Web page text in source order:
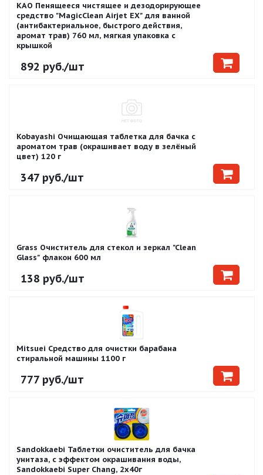
KAO Пенящееся чистящее и дезодорирующее
средство "MagicClean Airjet EX" для ванной
(антибактериальное, быстрого действия,
аромат трав) 760 мл, мягкая упаковка с
крышкой
892 руб./шт
Kobayashi Очищающая таблетка для бачка с
ароматом трав (окрашивает воду в зелёный
цвет) 120 г
347 руб./шт
Grass Очиститель для стекол и зеркал "Clean
Glass" флакон 600 мл
138 руб./шт
Mitsuei Средство для очистки барабана
стиральной машины 1100 г
777 руб./шт
Sandokkaebi Таблетки очиститель для бачка
унитаза, с эффектом окрашивания воды,
Sandokkaebi Super Chang, 2х40г